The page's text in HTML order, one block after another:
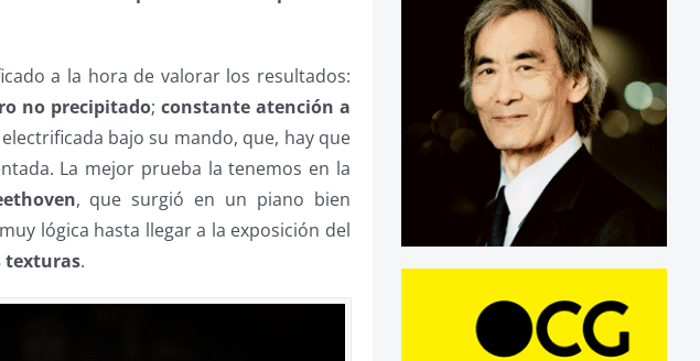
a la hora de valorar los resultados:
no precipitado;constante atención a
bajo su mando, que, hay que
La mejor prueba la tenemos en la
, que surgió en un piano bien
lógica hasta llegar a la exposición del
texturas.